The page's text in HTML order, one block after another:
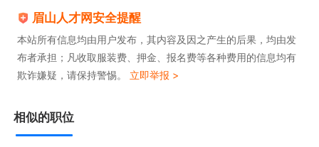
眉山人才网安全提醒
本站所有信息均由用户发布，其内容及因之产生的后果，均由发
布者承担；凡收取服装费、押金、报名费等各种费用的信息均有
欺诈嫌疑，请保持警惕。 立即举报 >
相似的职位